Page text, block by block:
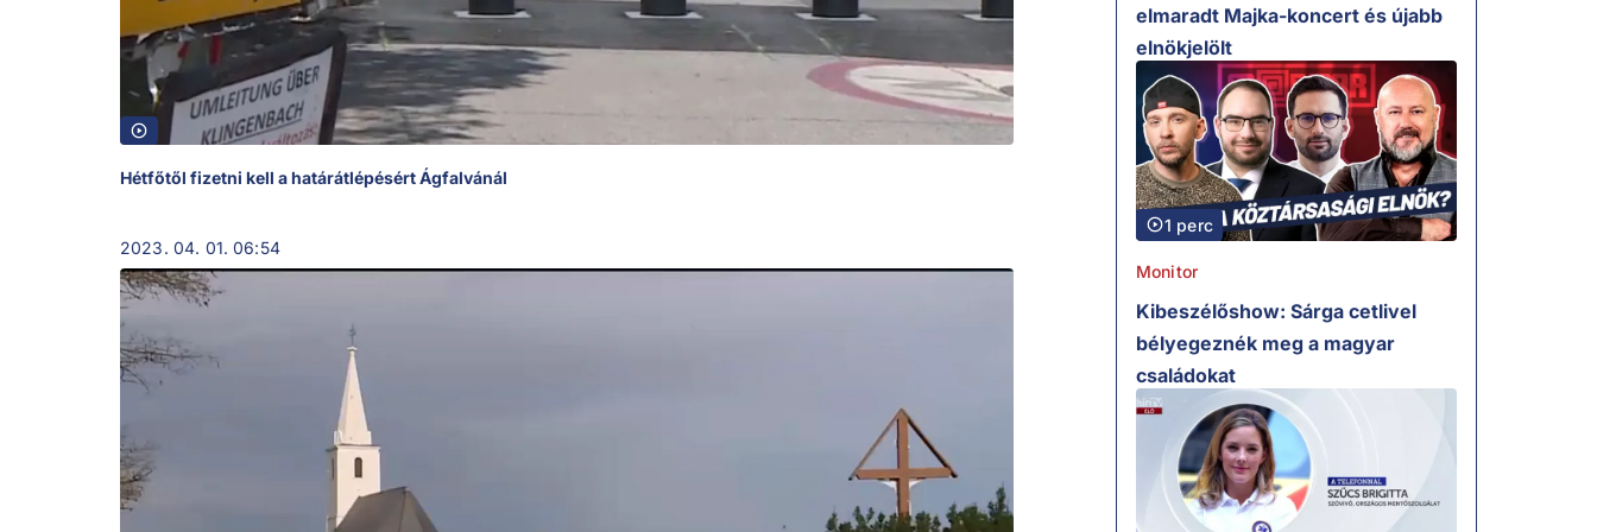
Hétfőtől fizetni kell a határátlépésért Ágfalvánál
2023. 04. 01. 06:54
elmaradt Majka-koncert és újabb
elnökjelölt
1 perc
Monitor
Kibeszélőshow: Sárga cetlivel
bélyegeznék meg a magyar
családokat